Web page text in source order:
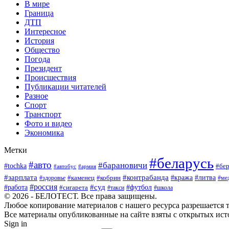
В мире
Граница
ДТП
Интересное
История
Общество
Погода
Президент
Происшествия
Публикации читателей
Разное
Спорт
Транспорт
Фото и видео
Экономика
Метки
#tochka #авто #автобус #армия #барановичи #беларусь
#зарплата #здоровье #каменец #кобрин #контрабанда #кража #литва
#работа #россия #сигарета #суд #такси #футбол #школа
© 2026 - БЕЛОТЕСТ. Все права защищены.
Любое копирование материалов с нашего ресурса
Все материалы опубликованные на сайте взяты с открытых
Sign in